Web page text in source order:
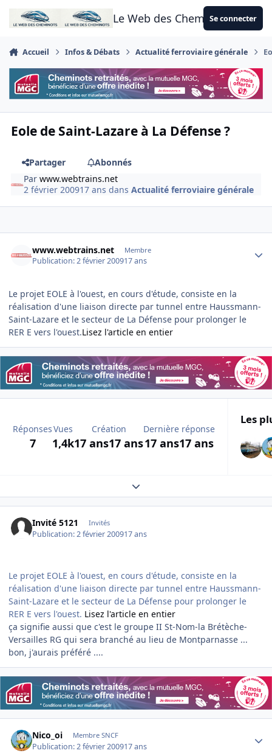
Aller au contenu
Le Web des CheminotsSe connecter
Accueil Infos & Débats Actualité ferroviaire générale
Eole de Saint-Lazare à La Défense ?
Partager
Abonnés
Parwww.webtrains.net
2 février 200917 ans dansActualité ferroviaire générale
www.webtrains.net Membre
Publication:2 février 200917 ans
Le projet EOLE à l'ouest, en cours d'étude, consiste en la
réalisation d'une liaison directe par tunnel entre Haussmann-
Saint-Lazare et le secteur de La Défense pour prolonger le
RER E vers l'ouest.Lisez l'article en entier
Réponses
7
Vues
1,4k
Création
17 ans17 ans
Dernière réponse
17 ans17 ans
Les
Expand topic overview
Invité 5121 Invités
Publication:2 février 200917 ans
Le projet EOLE à l'ouest, en cours d'étude, consiste en la
réalisation d'une liaison directe par tunnel entre Haussmann-
Saint-Lazare et le secteur de La Défense pour prolonger le
RER E vers l'ouest. Lisez l'article en entier
ça signifie aussi que c'est le groupe II St-Nom-la Brétèche-
Versailles RG qui sera branché au lieu de Montparnasse ...
bon, j'aurais préféré ....
Nico_oi Membre SNCF
Publication:2 février 200917 ans